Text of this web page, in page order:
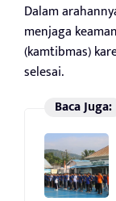
Dalam
menjaga
(kamtibmas)
selesai.
Baca Juga: